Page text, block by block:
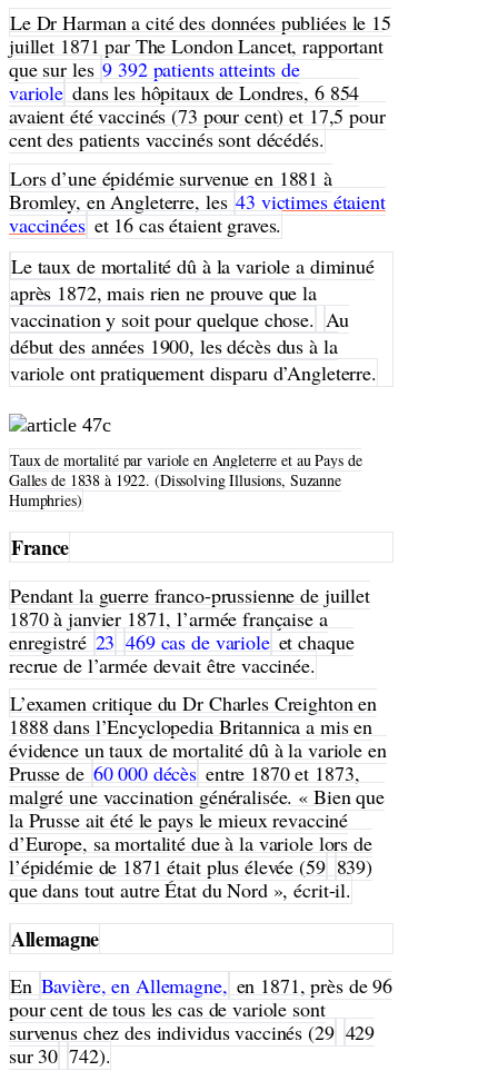
Le Dr Harman a cité des données publiées le 15
juillet 1871 par The London Lancet, rapportant
que sur les9 392 patients atteints de
varioledans les hôpitaux de Londres, 6 854
avaient été vaccinés (73 pour cent) et 17,5 pour
cent des patients vaccinés sont décédés.
Lors d’une épidémie survenue en 1881 à
Bromley, en Angleterre, les43 victimes étaient
vaccinéeset 16 cas étaient graves.
Le taux de mortalité dû à la variole a diminué
après 1872, mais rien ne prouve que la
vaccination y soit pour quelque chose. Au
début des années 1900, les décès dus à la
variole ont pratiquement disparu d’Angleterre.
Taux de mortalité par variole en Angleterre et au Pays de
Galles de 1838 à 1922. (Dissolving Illusions, Suzanne
Humphries)
France
Pendant la guerre franco-prussienne de juillet
1870 à janvier 1871, l’armée française a
enregistré23 469 cas de varioleet chaque
recrue de l’armée devait être vaccinée.
L’examen critique du Dr Charles Creighton en
1888 dans l’Encyclopedia Britannica a mis en
évidence un taux de mortalité dû à la variole en
Prusse de60 000 décèsentre 1870 et 1873,
malgré une vaccination généralisée. « Bien que
la Prusse ait été le pays le mieux revacciné
d’Europe, sa mortalité due à la variole lors de
l’épidémie de 1871 était plus élevée (59 839)
que dans tout autre État du Nord », écrit-il.
Allemagne
En Bavière, en Allemagne, en 1871, près de 96
pour cent de tous les cas de variole sont
survenus chez des individus vaccinés (29 429
sur 30 742).